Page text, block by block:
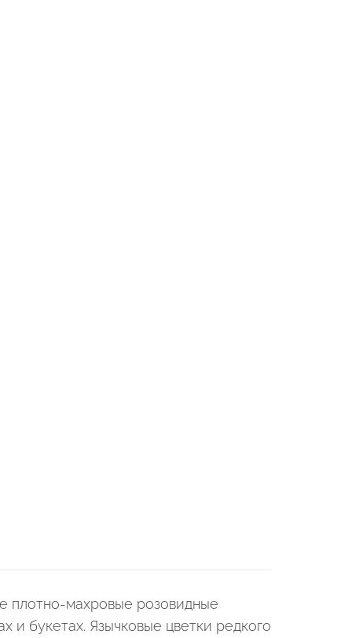
плотно-махровые розовидные
и букетах. Язычковые цветки редкого